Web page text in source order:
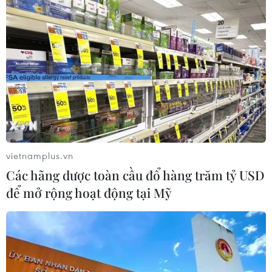
10/08/2026 09:51
Trái cây Việt Nam còn nhiều dư địa
tại Thổ Nhĩ Kỳ
10/08/2026 09:44
Thị trường vàng “án binh” chờ đợi số
liệu lạm phát của Mỹ
10/08/2026 09:16
Từ 15/9, cấp giấy phép kinh doanh
vận tải trực tuyến trên Cổng Dịch vụ
công
vietnamplus.vn
Các hãng dược toàn cầu đổ hàng trăm tỷ USD
để mở rộng hoạt động tại Mỹ